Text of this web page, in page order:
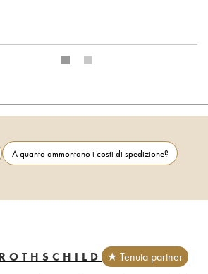
A quanto ammontano i costi di spedizione?
★ Tenuta partner